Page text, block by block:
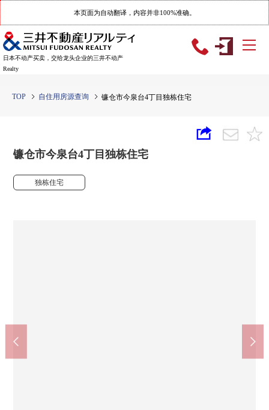
本页面为自动翻译，内容并非100%准确。
日本不动产买卖，交给龙头企业的三井不动产
Realty
TOP 自住用房源查询 镰仓市今泉台4丁目独栋住宅
镰仓市今泉台4丁目独栋住宅
独栋住宅